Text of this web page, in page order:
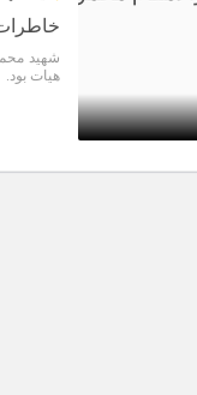
هیات بود.